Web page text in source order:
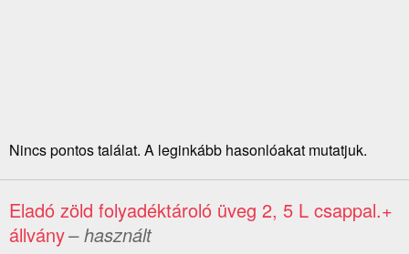
Nincs pontos találat. A leginkább hasonlóakat mutatjuk.
Eladó zöld folyadéktároló üveg 2, 5 L csappal.+
állvány– használt